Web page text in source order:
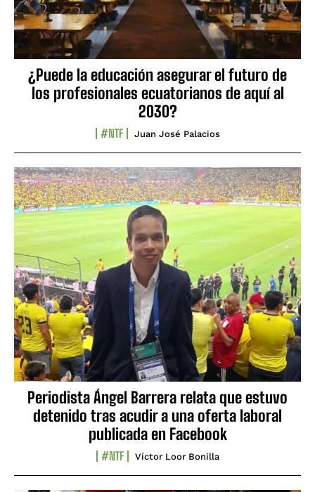
¿Puede la educación asegurar el futuro de
los profesionales ecuatorianos de aquí al
2030?
#NTF Juan José Palacios
Periodista Ángel Barrera relata que estuvo
detenido tras acudir a una oferta laboral
publicada en Facebook
#NTF Víctor Loor Bonilla